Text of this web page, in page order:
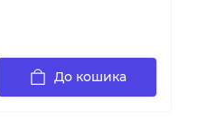
До кошика